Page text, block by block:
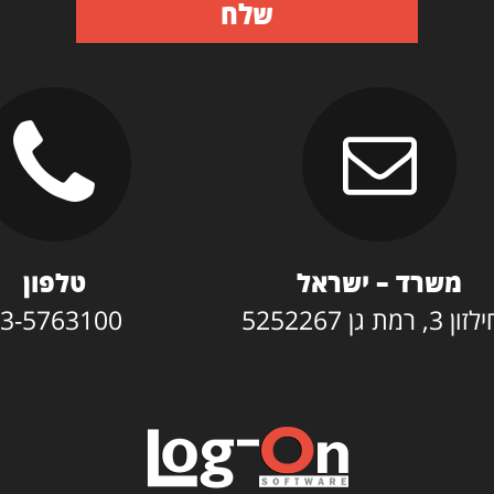
שלח
משרד – ישראל
גן 5252267
טלפון
5763100